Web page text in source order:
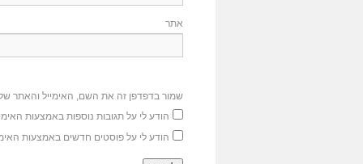
אתר
שמור בדפדפן זה את השם, האימייל והאתר
הודע לי על תגובות נוספות באמצעות
הודע לי על פוסטים חדשים באמצעות